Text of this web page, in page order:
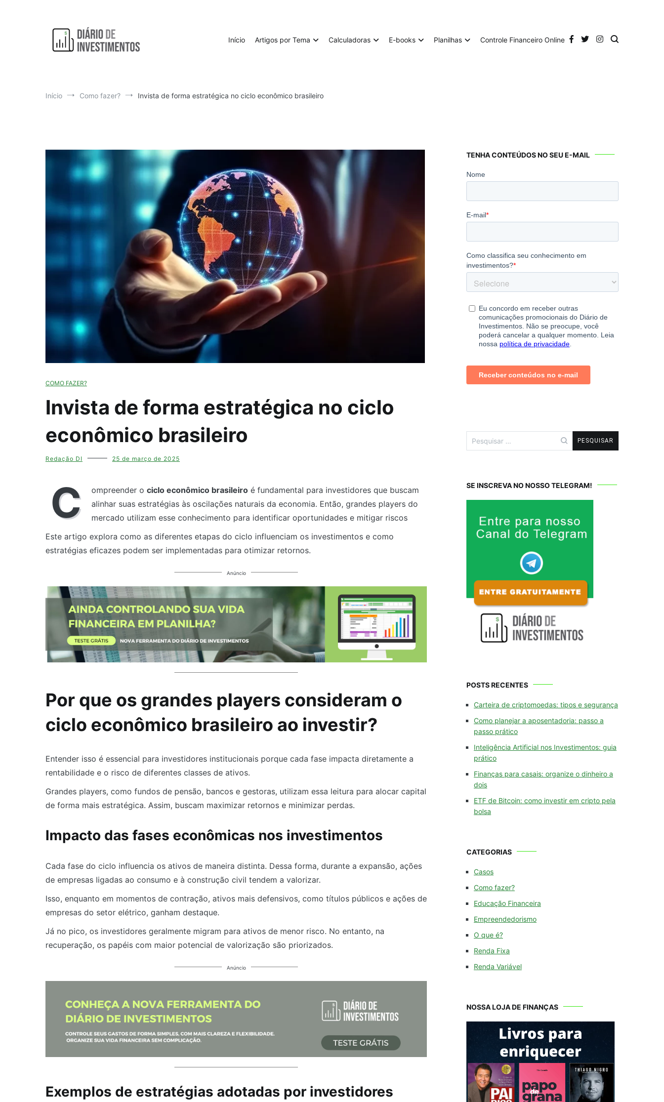
Início Artigos por Tema Calculadoras E-books Planilhas Controle Financeiro Online
Início Como fazer? Invista de forma estratégica no ciclo econômico brasileiro​
COMO FAZER?
Invista de forma estratégica no ciclo
econômico brasileiro​
Redação DI 25 de março de 2025
C ompreender o ciclo econômico brasileiro é fundamental para investidores que buscam
alinhar suas estratégias às oscilações naturais da economia. Então, grandes players do
mercado utilizam esse conhecimento para identificar oportunidades e mitigar riscos
Este artigo explora como as diferentes etapas do ciclo influenciam os investimentos e como
estratégias eficazes podem ser implementadas para otimizar retornos.
Anúncio
Por que os grandes players consideram o
ciclo econômico brasileiro ao investir?
Entender isso é essencial para investidores institucionais porque cada fase impacta diretamente a
rentabilidade e o risco de diferentes classes de ativos.
Grandes players, como fundos de pensão, bancos e gestoras, utilizam essa leitura para alocar capital
de forma mais estratégica. Assim, buscam maximizar retornos e minimizar perdas.
Impacto das fases econômicas nos investimentos
Cada fase do ciclo influencia os ativos de maneira distinta. Dessa forma, durante a expansão, ações
de empresas ligadas ao consumo e à construção civil tendem a valorizar.
Isso, enquanto em momentos de contração, ativos mais defensivos, como títulos públicos e ações de
empresas do setor elétrico, ganham destaque.
Já no pico, os investidores geralmente migram para ativos de menor risco. No entanto, na
recuperação, os papéis com maior potencial de valorização são priorizados.
Anúncio
Exemplos de estratégias adotadas por investidores
TENHA CONTEÚDOS NO SEU E-MAIL
por:
SE INSCREVA NO NOSSO TELEGRAM!
POSTS RECENTES
Carteira de criptomoedas: tipos e segurança
Como planejar a aposentadoria: passo a
passo prático
Inteligência Artificial nos Investimentos: guia
prático
Finanças para casais: organize o dinheiro a
dois
ETF de Bitcoin: como investir em cripto pela
bolsa
CATEGORIAS
Casos
Como fazer?
Educação Financeira
Empreendedorismo
O que é?
Renda Fixa
Renda Variável
NOSSA LOJA DE FINANÇAS